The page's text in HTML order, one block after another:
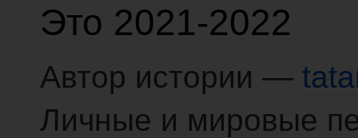
Это 2021-2022
Автор истории —
Личные и мировые